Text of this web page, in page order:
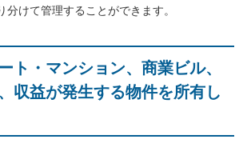
分けて管理することができます。
ト・マンション、商業ビル、
収益が発生する物件を所有し